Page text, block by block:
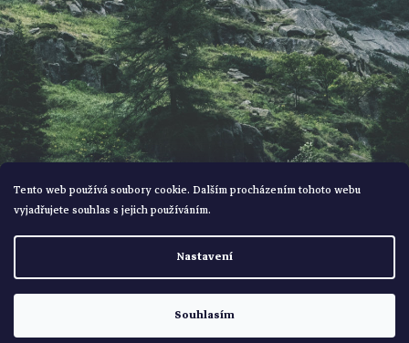
Tento web používá soubory cookie. Dalším procházením tohoto webu
vyjadřujete souhlas s jejich používáním.
Nastavení
Souhlasím
Vytvořil Shoptet
Bohemialov. Všechna práva vyhrazena.